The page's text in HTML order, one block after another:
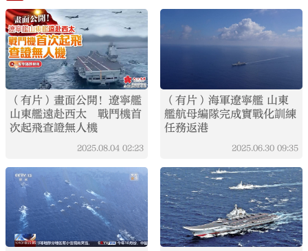
（有片）畫面公開！遼寧艦
山東艦遠赴西太 戰鬥機首
次起飛查證無人機
2025.08.04 02:23
（有片）海軍遼寧艦 山東
艦航母編隊完成實戰化訓練
任務返港
2025.06.30 09:35